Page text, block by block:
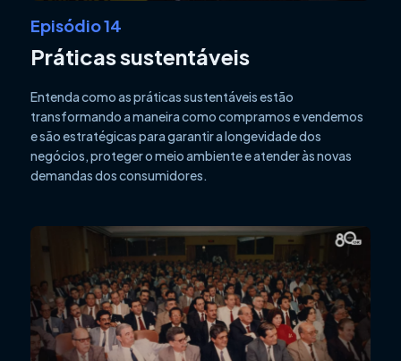
Episódio 14
Práticas sustentáveis
Entenda como as práticas sustentáveis estão
transformando a maneira como compramos e vendemos
e são estratégicas para garantir a longevidade dos
negócios, proteger o meio ambiente e atender às novas
demandas dos consumidores.